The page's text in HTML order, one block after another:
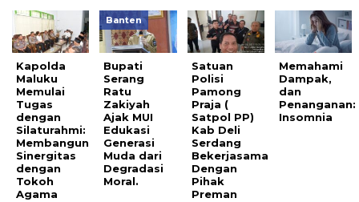
Kapolda
Maluku
Memulai
Tugas
dengan
Silaturahmi:
Membangun
Sinergitas
dengan
Tokoh
Agama
Banten
Bupati
Serang
Ratu
Zakiyah
Ajak MUI
Edukasi
Generasi
Muda dari
Degradasi
Moral.
Satuan
Polisi
Pamong
Praja (
Satpol PP)
Kab Deli
Serdang
Bekerjasama
Dengan
Pihak
Preman
Memahami
Dampak,
dan
Penanganan:
Insomnia